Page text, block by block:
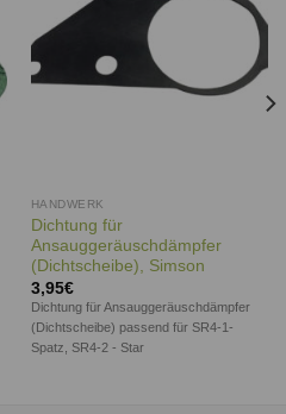
HANDWERK
Dichtung für
Ansauggeräuschdämpfer
(Dichtscheibe), Simson
3,95€
Dichtung für Ansauggeräuschdämpfer
(Dichtscheibe) passend für SR4-1-
Spatz, SR4-2 - Star